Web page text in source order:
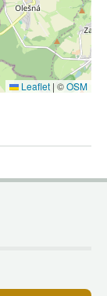
Leaflet | ©OSM